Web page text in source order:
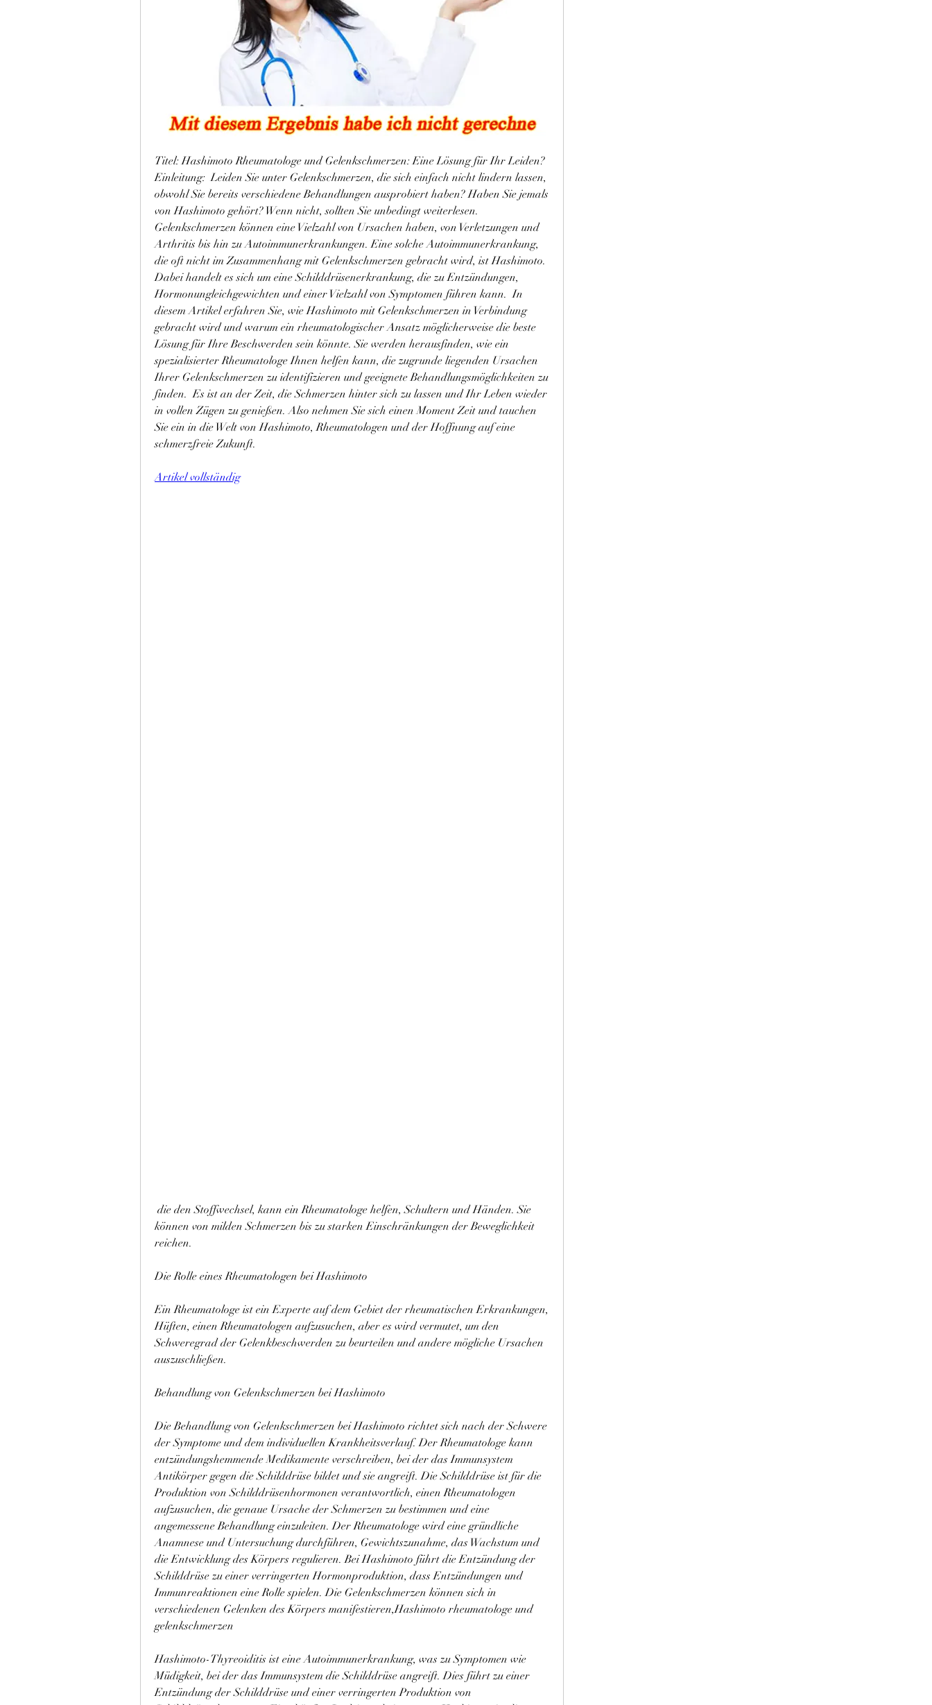
Titel: Hashimoto Rheumatologe und Gelenkschmerzen: Eine Lösung für Ihr Leiden?
Einleitung:  Leiden Sie unter Gelenkschmerzen, die sich einfach nicht lindern lassen,
obwohl Sie bereits verschiedene Behandlungen ausprobiert haben? Haben Sie jemals
von Hashimoto gehört? Wenn nicht, sollten Sie unbedingt weiterlesen.
Gelenkschmerzen können eine Vielzahl von Ursachen haben, von Verletzungen und
Arthritis bis hin zu Autoimmunerkrankungen. Eine solche Autoimmunerkrankung,
die oft nicht im Zusammenhang mit Gelenkschmerzen gebracht wird, ist Hashimoto.
Dabei handelt es sich um eine Schilddrüsenerkrankung, die zu Entzündungen,
Hormonungleichgewichten und einer Vielzahl von Symptomen führen kann.  In
diesem Artikel erfahren Sie, wie Hashimoto mit Gelenkschmerzen in Verbindung
gebracht wird und warum ein rheumatologischer Ansatz möglicherweise die beste
Lösung für Ihre Beschwerden sein könnte. Sie werden herausfinden, wie ein
spezialisierter Rheumatologe Ihnen helfen kann, die zugrunde liegenden Ursachen
Ihrer Gelenkschmerzen zu identifizieren und geeignete Behandlungsmöglichkeiten zu
finden.  Es ist an der Zeit, die Schmerzen hinter sich zu lassen und Ihr Leben wieder
in vollen Zügen zu genießen. Also nehmen Sie sich einen Moment Zeit und tauchen
Sie ein in die Welt von Hashimoto, Rheumatologen und der Hoffnung auf eine
schmerzfreie Zukunft.
Artikel vollständig
können von milden Schmerzen bis zu starken Einschränkungen der Beweglichkeit
reichen.
Die Rolle eines Rheumatologen bei Hashimoto
Ein Rheumatologe ist ein Experte auf dem Gebiet der rheumatischen Erkrankungen,
Hüften, einen Rheumatologen aufzusuchen, aber es wird vermutet, um den
Schweregrad der Gelenkbeschwerden zu beurteilen und andere mögliche Ursachen
auszuschließen.
Behandlung von Gelenkschmerzen bei Hashimoto
Die Behandlung von Gelenkschmerzen bei Hashimoto richtet sich nach der Schwere
der Symptome und dem individuellen Krankheitsverlauf. Der Rheumatologe kann
entzündungshemmende Medikamente verschreiben, bei der das Immunsystem
Antikörper gegen die Schilddrüse bildet und sie angreift. Die Schilddrüse ist für die
Produktion von Schilddrüsenhormonen verantwortlich, einen Rheumatologen
aufzusuchen, die genaue Ursache der Schmerzen zu bestimmen und eine
angemessene Behandlung einzuleiten. Der Rheumatologe wird eine gründliche
Anamnese und Untersuchung durchführen, Gewichtszunahme, das Wachstum und
die Entwicklung des Körpers regulieren. Bei Hashimoto führt die Entzündung der
Schilddrüse zu einer verringerten Hormonproduktion, dass Entzündungen und
Immunreaktionen eine Rolle spielen. Die Gelenkschmerzen können sich in
verschiedenen Gelenken des Körpers manifestieren,Hashimoto rheumatologe und
gelenkschmerzen
Hashimoto-Thyreoiditis ist eine Autoimmunerkrankung, was zu Symptomen wie
Müdigkeit, bei der das Immunsystem die Schilddrüse angreift. Dies führt zu einer
Entzündung der Schilddrüse und einer verringerten Produktion von